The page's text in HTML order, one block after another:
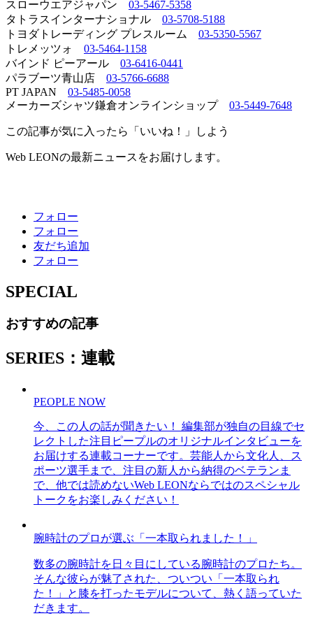
スローウエアジャパン 03-5467-5358
タトラスインターナショナル 03-5708-5188
トヨダトレーディング プレスルーム 03-5350-5567
トレメッツォ 03-5464-1158
バインド ピーアール 03-6416-0441
パラブーツ青山店 03-5766-6688
PT JAPAN 03-5485-0058
メーカーズシャツ鎌倉オンラインショップ 03-5449-7648
この記事が気に入ったら「いいね！」しよう
Web LEONの最新ニュースをお届けします。
フォロー
フォロー
友だち追加
フォロー
SPECIAL
おすすめの記事
SERIES：連載
PEOPLE NOW
今、この人の話が聞きたい！ 編集部が独自の目線でセ
レクトした注目ピープルのオリジナルインタビューを
お届けする連載コーナーです。芸能人から文化人、ス
ポーツ選手まで、注目の新人から納得のベテランま
で、他では読めないWeb LEONならではのスペシャル
トークをお楽しみください！
腕時計のプロが選ぶ「一本取られました！」
数多の腕時計を日々目にしている腕時計のプロたち。
そんな彼らが魅了された、ついつい「一本取られ
た！」と膝を打ったモデルについて、熱く語っていた
だきます。